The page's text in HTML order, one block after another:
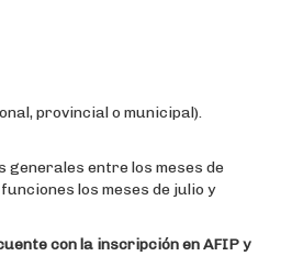
provincial o municipal).
generales entre los meses de
los meses de julio y
con la inscripción en AFIP y